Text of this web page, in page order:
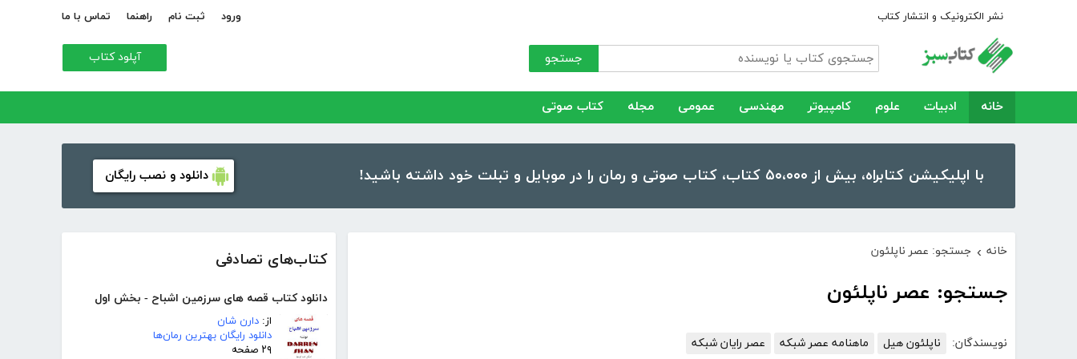
نشر الکترونیک و انتشار کتاب ورود ثبت نام راهنما تماس با ما
جستجو آپلود کتاب
خانه ادبیات علوم کامپیوتر مهندسی عمومی مجله کتاب صوتی
با اپلیکیشن کتابراه، بیش از ۵۰،۰۰۰ کتاب، کتاب صوتی و رمان را در موبایل و تبلت خود داشته باشید! دانلود و نصب رایگان
کتاب‌های تصادفی
دانلود کتاب قصه های سرزمین اشباح - بخش اول
از: دارن شان
دانلود رایگان بهترین رمان‌ها
۲۹ صفحه
خانه › جستجو: عصر ناپلئون
جستجو: عصر ناپلئون
نویسندگان: ناپلئون هیل ماهنامه عصر شبکه عصر رایان شبکه